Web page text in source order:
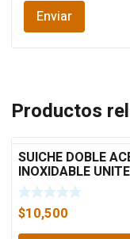
Productos
SUICHE DOBLE
INOXIDABLE
$10,500